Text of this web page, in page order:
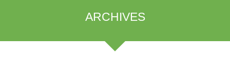
ARCHIVES